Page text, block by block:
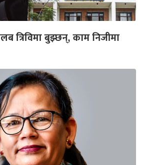
त्रिविमा बुझ्छन्, काम निजीमा